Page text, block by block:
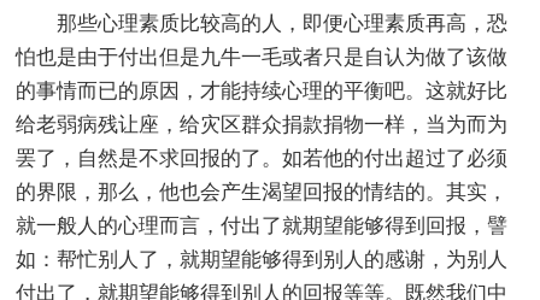
那些心理素质比较高的人，即便心理素质再高，恐
怕也是由于付出但是九牛一毛或者只是自认为做了该做
的事情而已的原因，才能持续心理的平衡吧。这就好比
给老弱病残让座，给灾区群众捐款捐物一样，当为而为
罢了，自然是不求回报的了。如若他的付出超过了必须
的界限，那么，他也会产生渴望回报的情结的。其实，
就一般人的心理而言，付出了就期望能够得到回报，譬
如：帮忙别人了，就期望能够得到别人的感谢，为别人
付出了，就期望能够得到别人的回报等等。既然我们中